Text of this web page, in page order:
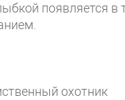
появляется в
охотник